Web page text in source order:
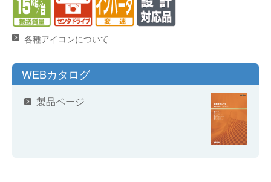
各種アイコンについて
WEBカタログ
製品ページ